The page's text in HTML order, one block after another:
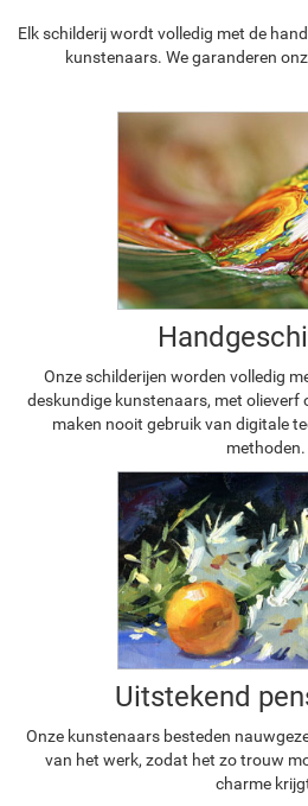
Elk schilderij wordt volledig met de
kunstenaars. We garanderen
Onze schilderijen worden volledig
deskundige kunstenaars, met olieverf
maken nooit gebruik van digitale
methoden.
Uitstekend
Onze kunstenaars besteden
van het werk, zodat het zo trouw
charme